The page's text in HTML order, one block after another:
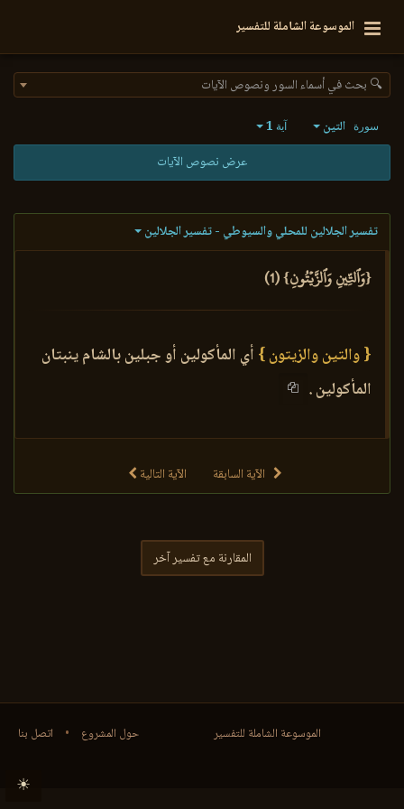
الموسوعة الشاملة للتفسير
🔍 بحث في أسماء السور ونصوص الآيات
سورة التين آية 1
عرض نصوص الآيات
تفسير الجلالين للمحلي والسيوطي - تفسير الجلالين
{وَٱلتِّينِ وَٱلزَّيۡتُونِ} (1)
{ والتين والزيتون } أي المأكولين أو جبلين بالشام ينبتان
المأكولين .
الآية السابقة الآية التالية
المقارنة مع تفسير آخر
حول المشروع • اتصل بنا الموسوعة الشاملة للتفسير
☀